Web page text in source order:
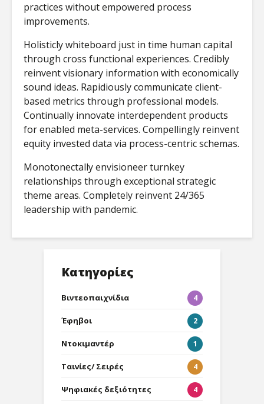
practices without empowered process
improvements.
Holisticly whiteboard just in time human capital
through cross functional experiences. Credibly
reinvent visionary information with economically
sound ideas. Rapidiously communicate client-
based metrics through professional models.
Continually innovate interdependent products
for enabled meta-services. Compellingly reinvent
equity invested data via process-centric schemas.
Monotonectally envisioneer turnkey
relationships through exceptional strategic
theme areas. Completely reinvent 24/365
leadership with pandemic.
Κατηγορίες
Βιντεοπαιχνίδια 4
Έφηβοι 2
Ντοκιμαντέρ 1
Ταινίες/ Σειρές 4
Ψηφιακές δεξιότητες 4